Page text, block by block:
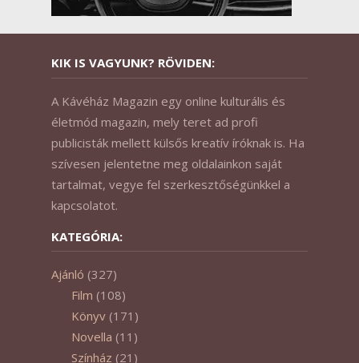
KIK IS VAGYUNK? RÖVIDEN:
A Kávéház Magazin egy online kulturális és
életmód magazin, mely teret ad profi
publicisták mellett külsős kreatív íróknak is. Ha
szívesen jelentetne meg oldalainkon saját
tartalmat, vegye fel szerkesztőségünkkel a
kapcsolatot.
KATEGÓRIA:
Ajánló (327)
Film (108)
Könyv (171)
Novella (11)
Színház (21)